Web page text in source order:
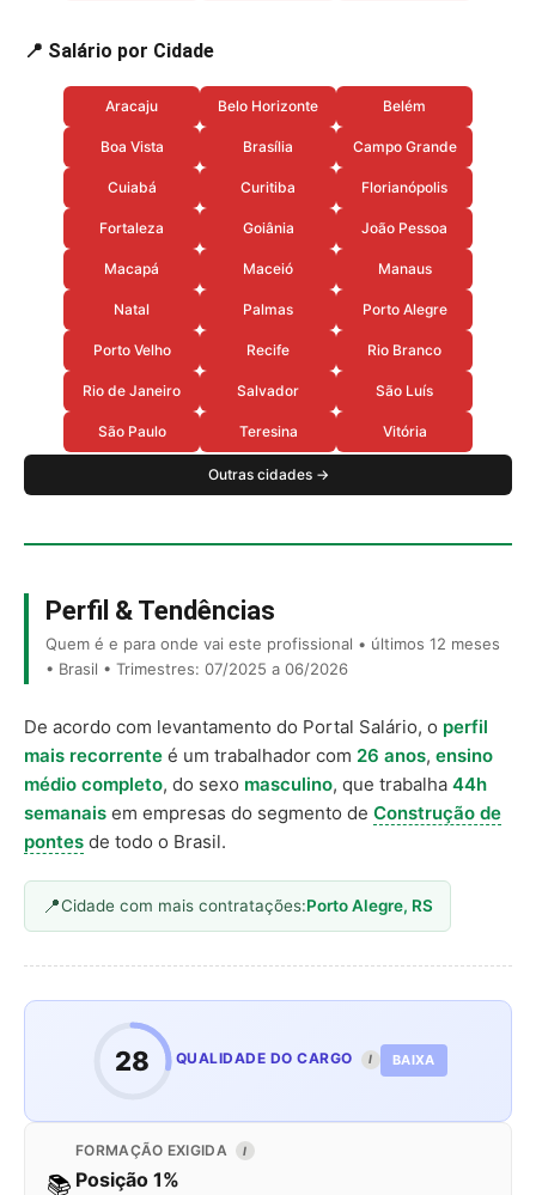
📍 Salário por Cidade
Aracaju Belo Horizonte Belém
Boa Vista Brasília Campo Grande
Cuiabá Curitiba Florianópolis
Fortaleza Goiânia João Pessoa
Macapá Maceió Manaus
Natal Palmas Porto Alegre
Porto Velho Recife Rio Branco
Rio de Janeiro Salvador São Luís
São Paulo Teresina Vitória
Outras cidades →
Perfil & Tendências
Quem é e para onde vai este profissional • últimos 12 meses
• Brasil • Trimestres: 07/2025 a 06/2026
De acordo com levantamento do Portal Salário, o perfil
mais recorrente é um trabalhador com 26 anos, ensino
médio completo, do sexo masculino, que trabalha 44h
semanais em empresas do segmento de Construção de
pontes de todo o Brasil.
Cidade com mais contratações:Porto Alegre, RS
28 QUALIDADE DO CARGO I BAIXA
📚
FORMAÇÃO EXIGIDA I
Posição 1%